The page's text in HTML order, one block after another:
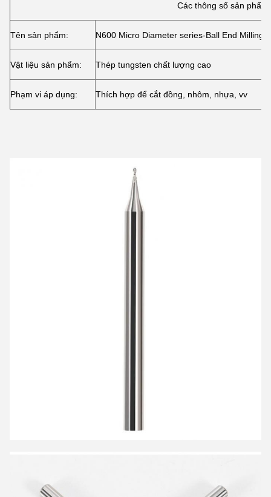
Các thông số sản phẩm
Tên sản phẩm: N600 Micro Diameter series-Ball End Milling
Vật liệu sản phẩm: Thép tungsten chất lượng cao
Phạm vi áp dụng: Thích hợp để cắt đồng, nhôm, nhựa, vv